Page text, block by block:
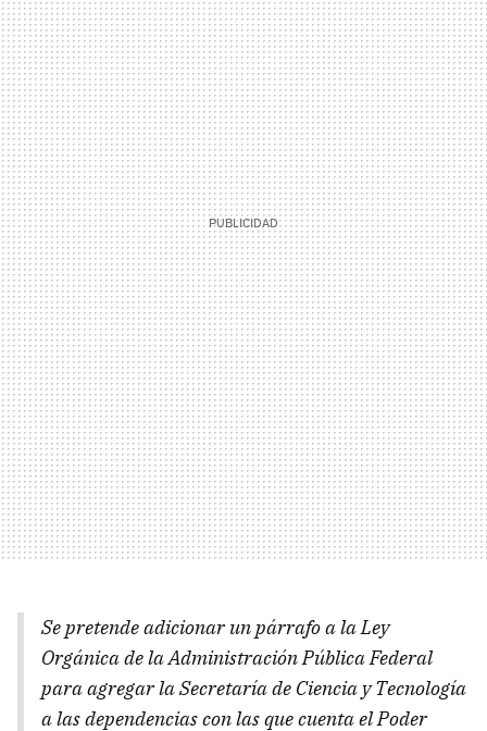
Se pretende adicionar un párrafo a la Ley
Orgánica de la Administración Pública Federal
para agregar la Secretaría de Ciencia y Tecnología
a las dependencias con las que cuenta el Poder